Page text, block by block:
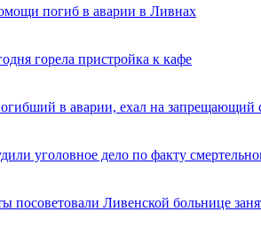
погиб в аварии в Ливнах
горела пристройка к кафе
в аварии, ехал на
уголовное дело по факту
посоветовали Ливенской больнице